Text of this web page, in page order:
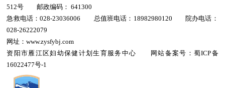
512号 邮政编码： 641300
急救电话：028-23036006 总值班电话：18982980120 院办电话：
028-26222079
网址：www.zysfybj.com
资阳市雁江区妇幼保健计划生育服务中心 网站备案号： 蜀ICP备
16022477号-1